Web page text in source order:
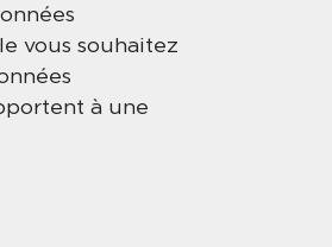
vous souhaitez
à une